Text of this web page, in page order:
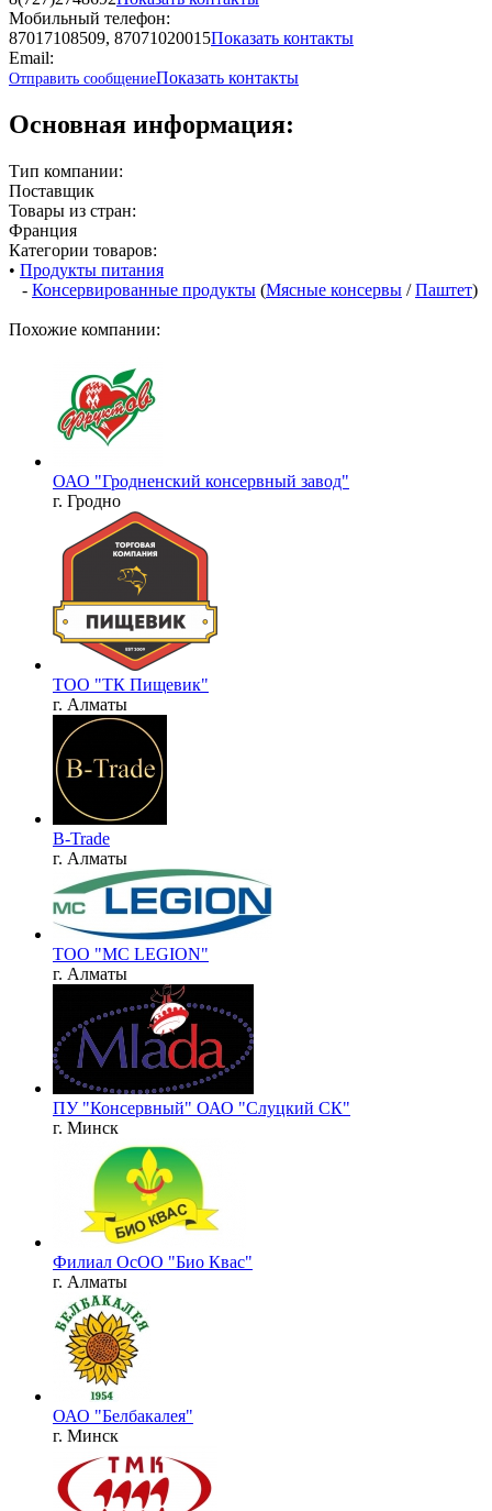
Мобильный телефон:
87017108509, 87071020015Показать контакты
Email:
Отправить сообщениеПоказать контакты
Основная информация:
Тип компании:
Поставщик
Товары из стран:
Франция
Категории товаров:
• Продукты питания
- Консервированные продукты (Мясные консервы /Паштет)
Похожие компании:
ОАО "Гродненский консервный завод"
г. Гродно
ТОО "ТК Пищевик"
г. Алматы
B-Trade
г. Алматы
ТОО "MC LEGION"
г. Алматы
ПУ "Консервный" ОАО "Слуцкий СК"
г. Минск
Филиал ОсОО "Био Квас"
г. Алматы
ОАО "Белбакалея"
г. Минск